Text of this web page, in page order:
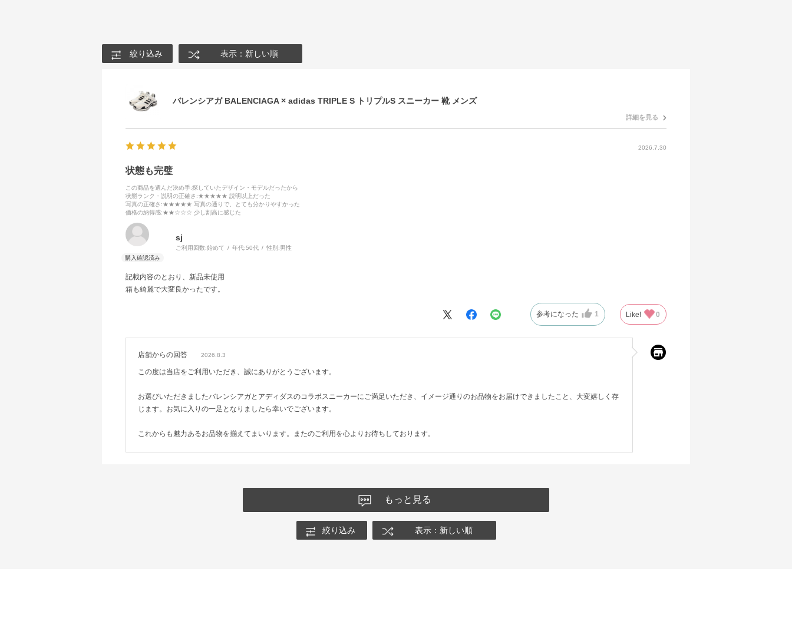
絞り込み 表示：新しい順
バレンシアガ BALENCIAGA × adidas TRIPLE S トリプルS スニーカー 靴 メンズ
詳細を見る
2026.7.30
状態も完璧
この商品を選んだ決め手:探していたデザイン・モデルだったから
状態ランク・説明の正確さ :★★★★★ 説明以上だった
写真の正確さ :★★★★★ 写真の通りで、とても分かりやすかった
価格の納得感:★★☆☆☆ 少し割高に感じた
sj
ご利用回数:始めて 年代:50代 性別:男性
記載内容のとおり、新品未使用
箱も綺麗で大変良かったです。
参考になった 1 Like! 0
店舗からの回答 2026.8.3
この度は当店をご利用いただき、誠にありがとうございます。
お選びいただきましたバレンシアガとアディダスのコラボスニーカーにご満足いただき、イメージ通りのお品物をお届けできましたこと、大変嬉しく存
じます。お気に入りの一足となりましたら幸いでございます。
これからも魅力あるお品物を揃えてまいります。またのご利用を心よりお待ちしております。
もっと見る
絞り込み 表示：新しい順